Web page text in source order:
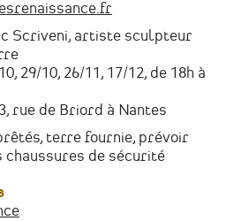
Scriveni, artiste sculpteur
29/10, 26/11, 17/12, de 18h à
rue de Briord à Nantes
terre fournie, prévoir
chaussures de sécurité